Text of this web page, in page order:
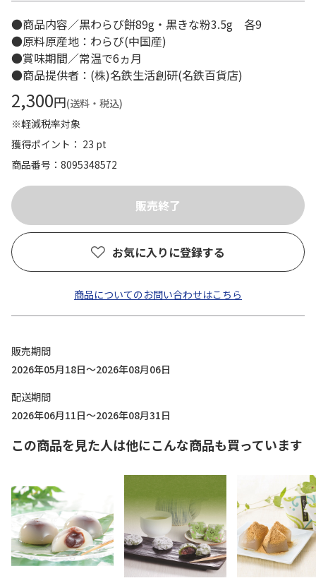
●商品内容／黒わらび餅89g・黒きな粉3.5g 各9
●原料原産地：わらび(中国産)
●賞味期間／常温で6ヵ月
●商品提供者：(株)名鉄生活創研(名鉄百貨店)
2,300円(送料・税込)
※軽減税率対象
獲得ポイント： 23 pt
商品番号
8095348572
お気に入りに登録する
商品についてのお問い合わせはこちら
販売期間
2026年05月18日～2026年08月06日
配送期間
2026年06月11日～2026年08月31日
この商品を見た人は他にこんな商品も買っています